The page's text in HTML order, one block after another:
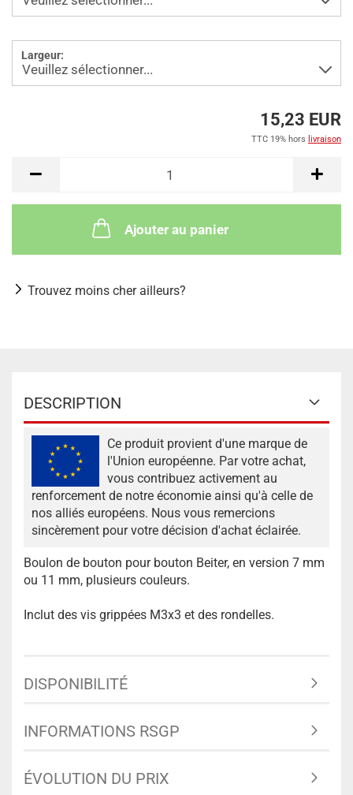
Largeur:
15,23 EUR
TTC 19% hors livraison
Ajouter au panier
Trouvez moins cher ailleurs?
DESCRIPTION
Ce produit provient d'une marque de
l'Union européenne. Par votre achat,
vous contribuez activement au
renforcement de notre économie ainsi qu'à celle de
nos alliés européens. Nous vous remercions
sincèrement pour votre décision d'achat éclairée.
Boulon de bouton pour bouton Beiter, en version 7 mm
ou 11 mm, plusieurs couleurs.
Inclut des vis grippées M3x3 et des rondelles.
DISPONIBILITÉ
INFORMATIONS RSGP
ÉVOLUTION DU PRIX